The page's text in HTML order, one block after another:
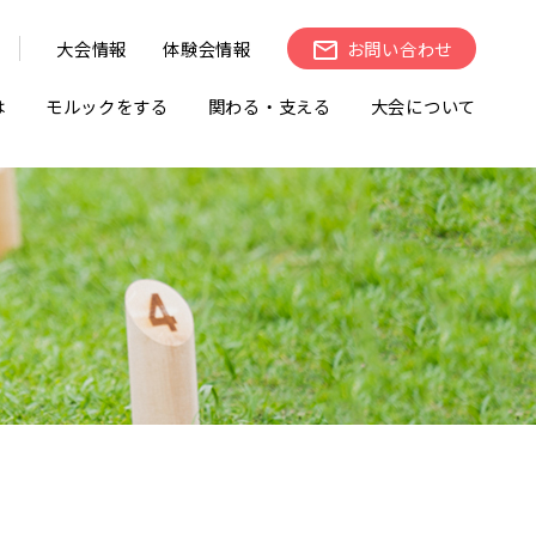
大会情報 体験会情報 お問い合わせ
モルックをする 関わる・支える 大会について